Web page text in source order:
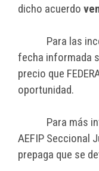
dicho acuerdo
Para las
fecha informada
precio que
oportunidad.
Para más
AEFIP Seccional
prepaga que se